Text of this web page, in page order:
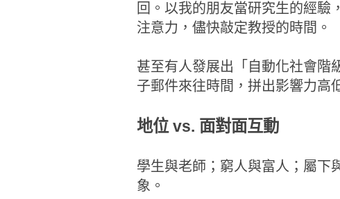
回。以我的朋友當研究生的經
注意力，儘快敲定教授的時間。
甚至有人發展出「自動化社會階
子郵件來往時間，拼出影響力高
地位 vs. 面對面互動
學生與老師；窮人與富人；屬下
象。